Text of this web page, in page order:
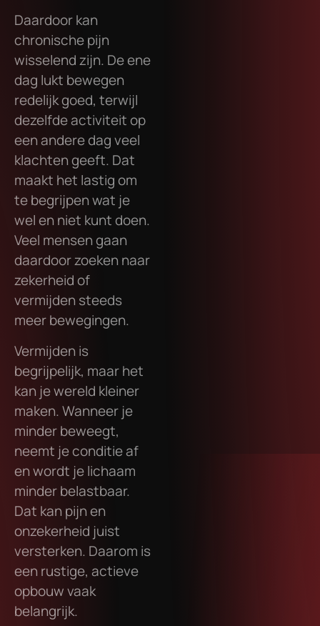
Daardoor kan
chronische pijn
wisselend zijn. De ene
dag lukt bewegen
redelijk goed, terwijl
dezelfde activiteit op
een andere dag veel
klachten geeft. Dat
maakt het lastig om
te begrijpen wat je
wel en niet kunt doen.
Veel mensen gaan
daardoor zoeken naar
zekerheid of
vermijden steeds
meer bewegingen.
Vermijden is
begrijpelijk, maar het
kan je wereld kleiner
maken. Wanneer je
minder beweegt,
neemt je conditie af
en wordt je lichaam
minder belastbaar.
Dat kan pijn en
onzekerheid juist
versterken. Daarom is
een rustige, actieve
opbouw vaak
belangrijk.